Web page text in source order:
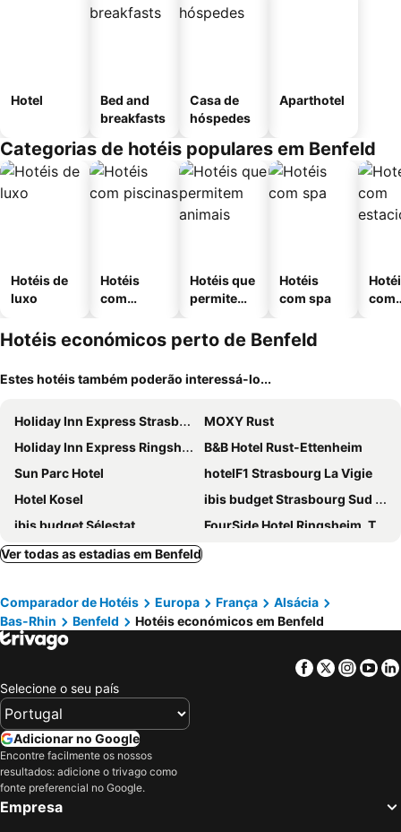
Hotel
Bed and
breakfasts
Casa de
hóspedes
Aparthotel
Categorias de hotéis populares em Benfeld
Hotéis de
luxo
Hotéis
com
Hotéis que
permitem
Hotéis
com spa
com
Hotéis económicos perto de Benfeld
Estes hotéis também poderão interessá-lo...
Holiday Inn Express Strasbourg - Sud by IHG
MOXY Rust
Holiday Inn Express Ringsheim By Ihg
B&B Hotel Rust-Ettenheim
Sun Parc Hotel
hotelF1 Strasbourg La Vigie
Hotel Kosel
ibis budget Strasbourg Sud Illkirch Geispolsheim
ibis budget Sélestat
FourSide Hotel Ringsheim, Trademark Collection by Wyndham
Hotel & Pension am Park
Les Jardins D'Adalric
Hotel Apollon Rust
Best Western Plus Hotel Les Humanistes
Hotel La Mirabelle
Mercure Strasbourg Aéroport
Campanile NATURE - Strasbourg Sud - Geispolsheim
Hotel Sleep & Dream
Hotel Rebstock
B&B HOTEL Sélestat Centre-Alsace
Highway Hotel
L'Hôtel des Bords de L'ill
Ver todas as estadias em Benfeld
Comparador de Hotéis Europa França
Alsácia
Bas-Rhin
Benfeld Hotéis económicos em Benfeld
Facebook
Twitter
Selecione o seu país
Adicionar no Google
Encontre facilmente os nossos
resultados: adicione o trivago como
fonte preferencial no Google.
Empresa